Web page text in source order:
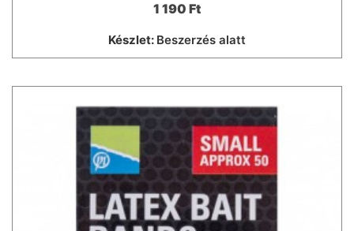
1 190 Ft
Készlet: Beszerzés alatt